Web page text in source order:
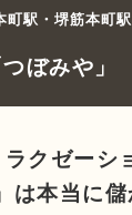
駅・堺筋本町
つぼみや」
クゼーシ
は本当に儲